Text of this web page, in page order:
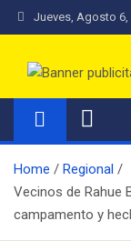
Jueves, Agosto 6,
Radio
Una Radio con
Home
Regional
Vecinos de Rahue
campamento y